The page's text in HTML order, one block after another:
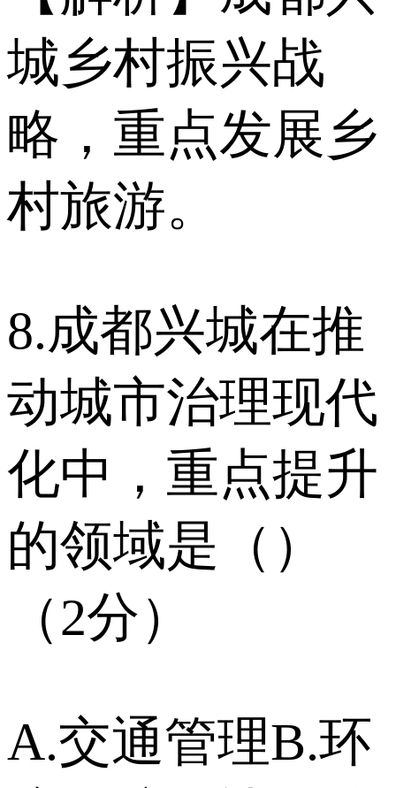
城乡村振兴战
略，重点发展乡
村旅游。
8.成都兴城在推
动城市治理现代
化中，重点提升
的领域是（）
（2分）
A.交通管理B.环